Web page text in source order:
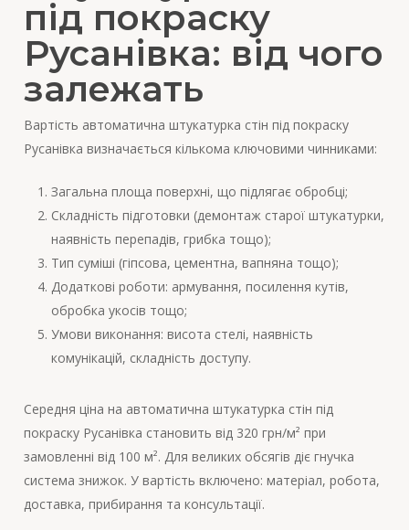
під покраску
Русанівка: від чого
залежать
Вартість автоматична штукатурка стін під покраску
Русанівка визначається кількома ключовими чинниками:
Загальна площа поверхні, що підлягає обробці;
Складність підготовки (демонтаж старої штукатурки,
наявність перепадів, грибка тощо);
Тип суміші (гіпсова, цементна, вапняна тощо);
Додаткові роботи: армування, посилення кутів,
обробка укосів тощо;
Умови виконання: висота стелі, наявність
комунікацій, складність доступу.
Середня ціна на автоматична штукатурка стін під
покраску Русанівка становить від 320 грн/м² при
замовленні від 100 м². Для великих обсягів діє гнучка
система знижок. У вартість включено: матеріал, робота,
доставка, прибирання та консультації.